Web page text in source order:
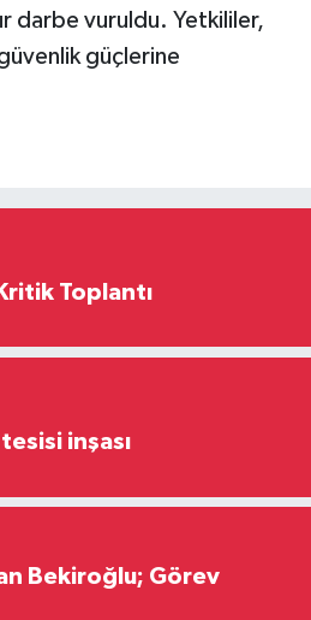
darbe vuruldu. Yetkililer,
güçlerine
Toplantı
inşası
Bekiroğlu; Görev